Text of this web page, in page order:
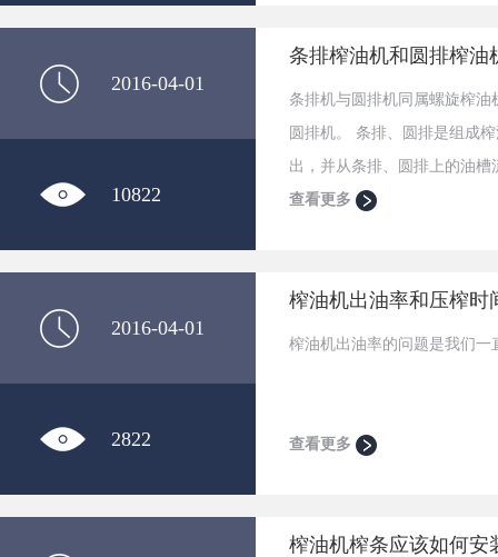
2016-04-01
10822
条排榨油机和圆排榨油
条排机与圆排机同属螺旋榨
圆排机。 条排、圆排是组成
出，并从条排、圆排上的油
查看更多
2016-04-01
2822
榨油机出油率和压榨时
榨油机出油率的问题是我们
查看更多
榨油机榨条应该如何安